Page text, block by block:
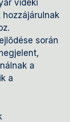
vidéki
során
a
a